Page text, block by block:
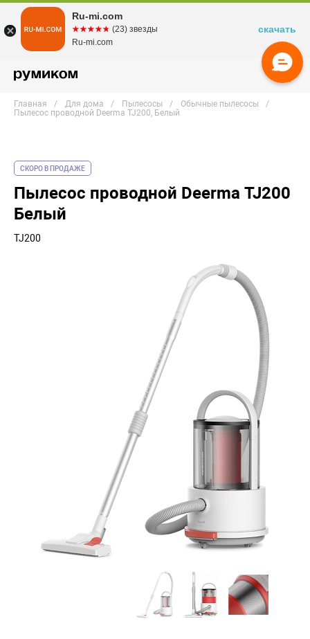
Главная Для дома Пылесосы
Обычные пылесосы
Пылесос проводной Deerma TJ200, Белый
СКОРО В ПРОДАЖЕ
Пылесос проводной Deerma TJ200
Белый
TJ200
Ru-mi.com
☆☆☆☆☆
★★★★★ (23) звезды
Ru-mi.com
скачать